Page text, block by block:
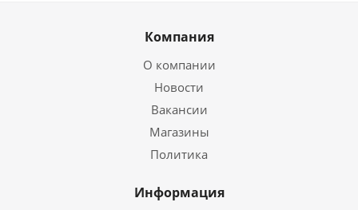
Компания
О компании
Новости
Вакансии
Магазины
Политика
Информация